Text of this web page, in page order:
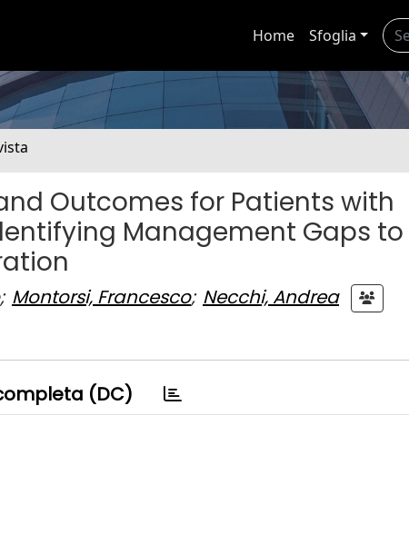
Home Sfoglia
Outcomes for Patients with
Management Gaps to
; Montorsi, Francesco; Necchi, Andrea
(DC)